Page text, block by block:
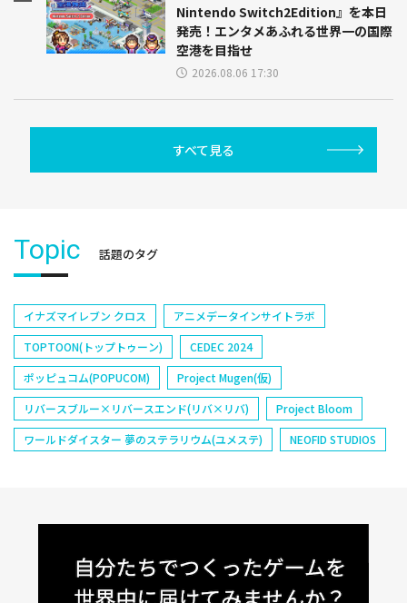
Nintendo Switch2Edition』を本日
発売！エンタメあふれる世界一の国際
空港を目指せ
2026.08.06 17:30
すべて見る
Topic 話題のタグ
イナズマイレブン クロス
アニメデータインサイトラボ
TOPTOON(トップトゥーン)
CEDEC 2024
ポッピュコム(POPUCOM)
Project Mugen(仮)
リバースブルー×リバースエンド(リバ×リバ)
Project Bloom
ワールドダイスター 夢のステラリウム(ユメステ)
NEOFID STUDIOS